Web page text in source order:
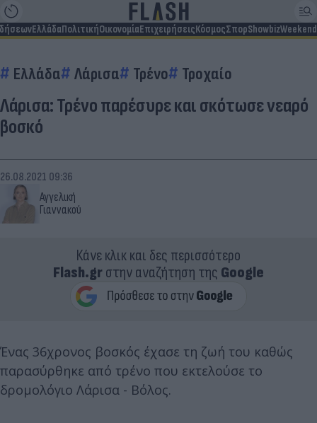
ΕλλάδαΠολιτικήΟικονομίαΕπιχειρήσειςΚόσμοςΣπορShowbizWeekend
Ελλάδα Λάρισα Τρένο Τροχαίο
Λάρισα: Τρένο παρέσυρε και σκότωσε νεαρό
βοσκό
Αγγελική
Γιαννακού
26.08.2021 09:36
Κάνε κλικ και δες περισσότερο
Flash.grστην αναζήτηση της Google
Ένας 36χρονος βοσκός έχασε τη ζωή του καθώς
παρασύρθηκε από τρένο που εκτελούσε το
δρομολόγιο Λάρισα - Βόλος.